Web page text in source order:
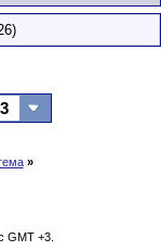
3
»
GMT +3.